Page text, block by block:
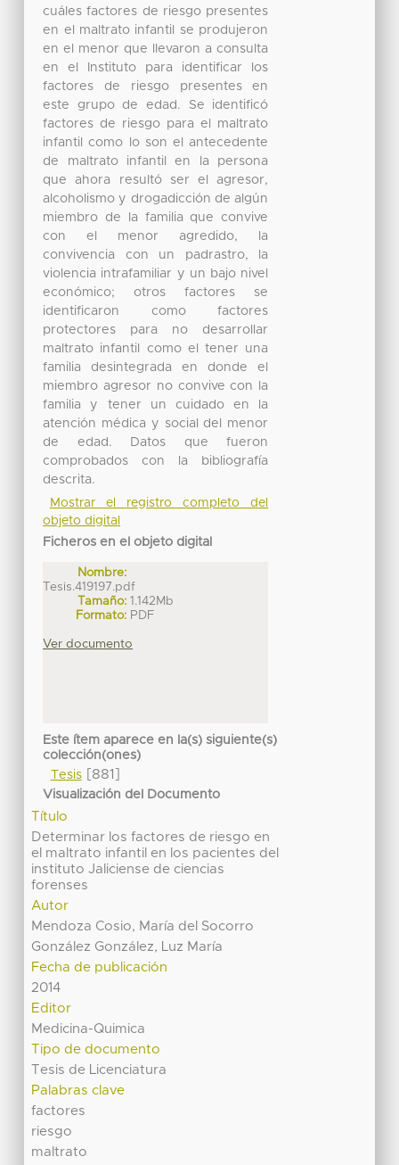
cuáles factores de riesgo presentes
en el maltrato infantil se produjeron
en el menor que llevaron a consulta
en el Instituto para identificar los
factores de riesgo presentes en
este grupo de edad. Se identificó
factores de riesgo para el maltrato
infantil como lo son el antecedente
de maltrato infantil en la persona
que ahora resultó ser el agresor,
alcoholismo y drogadicción de algún
miembro de la familia que convive
con el menor agredido, la
convivencia con un padrastro, la
violencia intrafamiliar y un bajo nivel
económico; otros factores se
identificaron como factores
protectores para no desarrollar
maltrato infantil como el tener una
familia desintegrada en donde el
miembro agresor no convive con la
familia y tener un cuidado en la
atención médica y social del menor
de edad. Datos que fueron
comprobados con la bibliografía
descrita.
Mostrar el registro completo del
objeto digital
Ficheros en el objeto digital
Nombre:
Tesis.419197.pdf
Tamaño: 1.142Mb
Formato: PDF
Ver documento
Este ítem aparece en la(s) siguiente(s)
colección(ones)
Tesis[881]
Visualización del Documento
Título
Determinar los factores de riesgo en
el maltrato infantil en los pacientes del
instituto Jaliciense de ciencias
forenses
Autor
Mendoza Cosio, María del Socorro
González González, Luz María
Fecha de publicación
2014
Editor
Medicina-Quimica
Tipo de documento
Tesis de Licenciatura
Palabras clave
factores
riesgo
maltrato